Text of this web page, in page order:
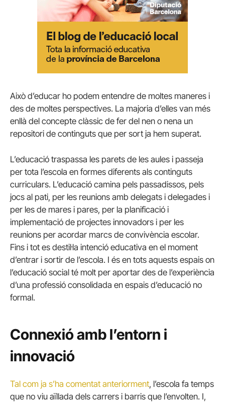
Això d’educar ho podem entendre de moltes maneres i
des de moltes perspectives. La majoria d’elles van més
enllà del concepte clàssic de fer del nen o nena un
repositori de continguts que per sort ja hem superat.
L’educació traspassa les parets de les aules i passeja
per tota l’escola en formes diferents als continguts
curriculars. L’educació camina pels passadissos, pels
jocs al pati, per les reunions amb delegats i delegades i
per les de mares i pares, per la planificació i
implementació de projectes innovadors i per les
reunions per acordar marcs de convivència escolar.
Fins i tot es destil·la intenció educativa en el moment
d’entrar i sortir de l’escola. I és en tots aquests espais on
l’educació social té molt per aportar des de l’experiència
d’una professió consolidada en espais d’educació no
formal.
Connexió amb l’entorn i
innovació
Tal com ja s’ha comentat anteriorment, l’escola fa temps
que no viu aïllada dels carrers i barris que l’envolten. I,